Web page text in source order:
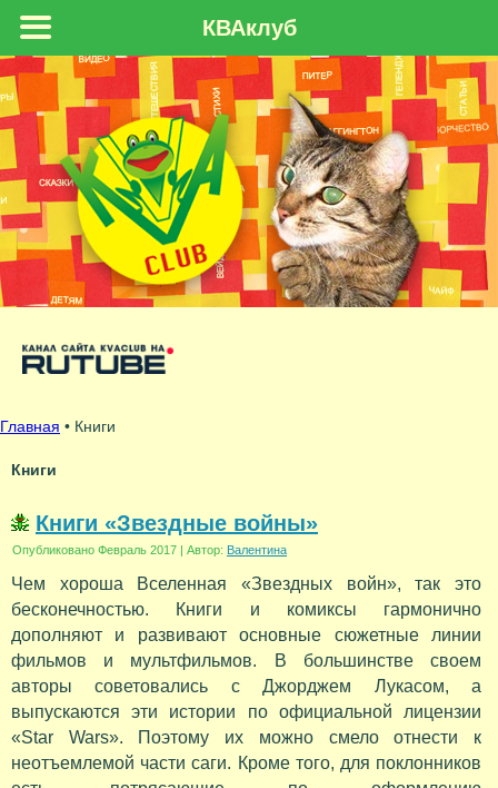
Главная • Книги
Книги
Книги «Звездные войны»
Опубликовано Февраль 2017 | Автор: Валентина
Чем хороша Вселенная «Звездных войн», так это
бесконечностью. Книги и комиксы гармонично
дополняют и развивают основные сюжетные линии
фильмов и мультфильмов. В большинстве своем
авторы советовались с Джорджем Лукасом, а
выпускаются эти истории по официальной лицензии
«Star Wars». Поэтому их можно смело отнести к
неотъемлемой части саги. Кроме того, для поклонников
КВАклуб